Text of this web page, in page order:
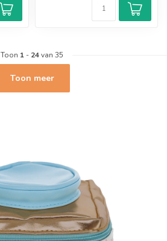
Toon 1 - 24van 35
Toon meer